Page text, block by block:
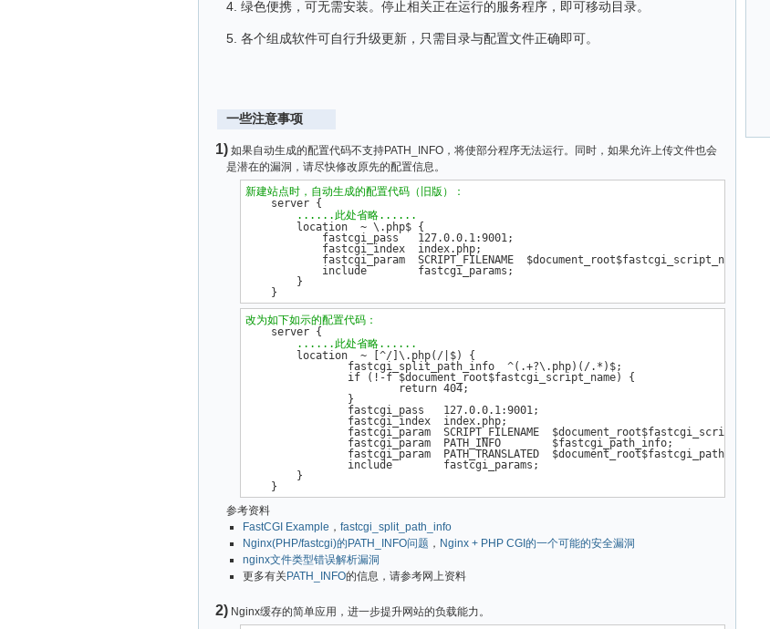
4. 绿色便携，可无需安装。停止相关正在运行的服务程序，即可移动目录。
5. 各个组成软件可自行升级更新，只需目录与配置文件正确即可。
一些注意事项
1) 如果自动生成的配置代码不支持PATH_INFO，将使部分程序无法运行。同时，如果允许上传文件也会
是潜在的漏洞，请尽快修改原先的配置信息。
新建站点时，自动生成的配置代码（旧版）：
    server {
......此处省略......
        location  ~ \.php$ {
            fastcgi_pass   127.0.0.1:9001;
            fastcgi_index  index.php;
            fastcgi_param  SCRIPT_FILENAME  $document_root$fastcgi_script_name;
            include        fastcgi_params;
        }
改为如下如示的配置代码：
    server {
......此处省略......
        location  ~ [^/]\.php(/|$) {
                fastcgi_split_path_info  ^(.+?\.php)(/.*)$;
                if (!-f $document_root$fastcgi_script_name) {
                        return 404;
                }
                fastcgi_pass   127.0.0.1:9001;
                fastcgi_index  index.php;
                fastcgi_param  SCRIPT_FILENAME  $document_root$fastcgi_script_name;
                fastcgi_param  PATH_INFO        $fastcgi_path_info;
                fastcgi_param  PATH_TRANSLATED  $document_root$fastcgi_path_info;
                include        fastcgi_params;
        }
参考资料
FastCGI Example ， fastcgi_split_path_info
Nginx(PHP/fastcgi)的PATH_INFO问题 ， Nginx + PHP CGI的一个可能的安全漏洞
nginx文件类型错误解析漏洞
更多有关PATH_INFO的信息，请参考网上资料
2) Nginx缓存的简单应用，进一步提升网站的负载能力。